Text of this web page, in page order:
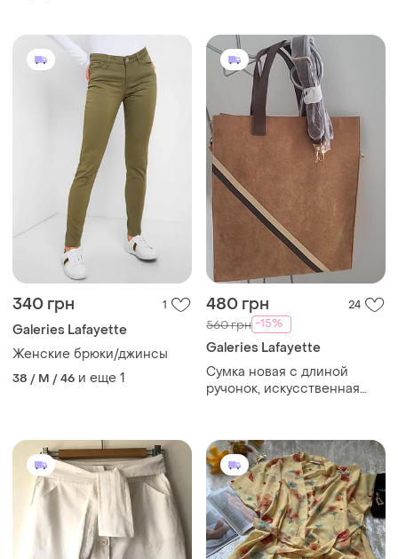
340 грн 1
Galeries Lafayette
Женские брюки/джинсы
38 / M / 46 и еще 1
480 грн 24
560 грн -15%
Galeries Lafayette
Сумка новая с длиной
ручонок, искусственная